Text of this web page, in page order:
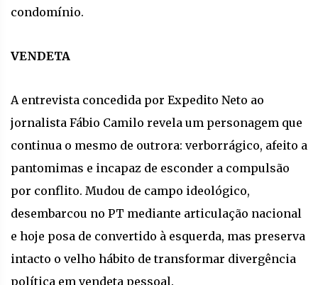
condomínio.
VENDETA
A entrevista concedida por Expedito Neto ao
jornalista Fábio Camilo revela um personagem que
continua o mesmo de outrora: verborrágico, afeito a
pantomimas e incapaz de esconder a compulsão
por conflito. Mudou de campo ideológico,
desembarcou no PT mediante articulação nacional
e hoje posa de convertido à esquerda, mas preserva
intacto o velho hábito de transformar divergência
política em vendeta pessoal.